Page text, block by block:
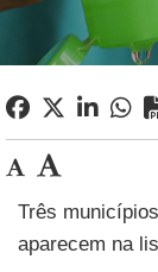
Três
aparecem na